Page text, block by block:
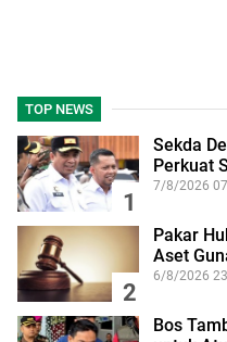
TOP NEWS
1
Sekda
Perkuat
7/8/2026
2
Pakar
Aset
6/8/2026
Bos